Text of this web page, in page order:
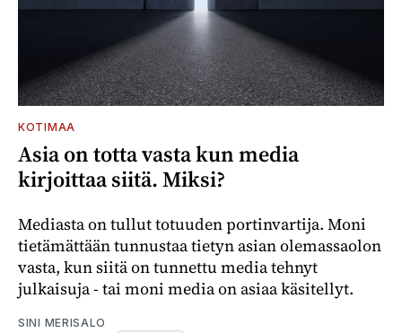
KOTIMAA
Asia on totta vasta kun media
kirjoittaa siitä. Miksi?
Mediasta on tullut totuuden portinvartija. Moni
tietämättään tunnustaa tietyn asian olemassaolon
vasta, kun siitä on tunnettu media tehnyt
julkaisuja - tai moni media on asiaa käsitellyt.
SINI MERISALO